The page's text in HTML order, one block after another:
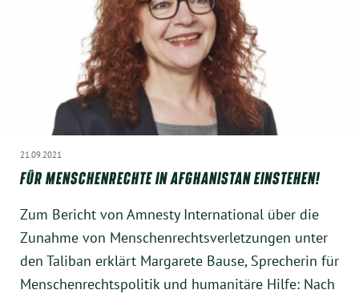
21.09.2021
FÜR MENSCHENRECHTE IN AFGHANISTAN EINSTEHEN!
Zum Bericht von Amnesty International über die
Zunahme von Menschenrechtsverletzungen unter
den Taliban erklärt Margarete Bause, Sprecherin für
Menschenrechtspolitik und humanitäre Hilfe: Nach